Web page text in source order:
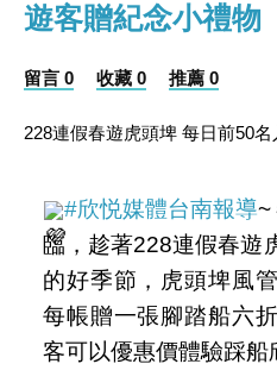
遊客贈紀念小禮物
留言 0 收藏 0 推薦 0
228連假春遊虎頭埤 每日前50
#欣悦媒體台南報導
臨，趁著228連假春遊
的好季節，虎頭埤風
每帳贈一張腳踏船六
客可以優惠價體驗踩船